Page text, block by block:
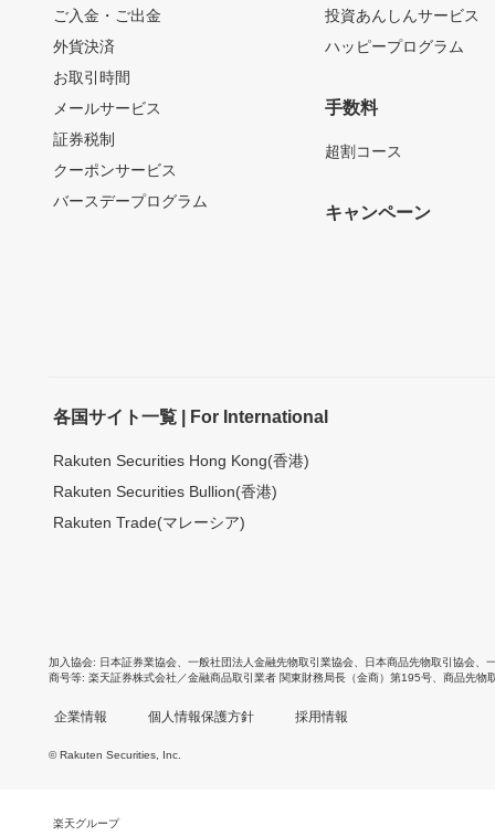
ご入金・ご出金
外貨決済
お取引時間
メールサービス
証券税制
クーポンサービス
バースデープログラム
投資あんしんサービス
ハッピープログラム
手数料
超割コース
キャンペーン
各国サイト一覧 | For International
Rakuten Securities Hong Kong(香港)
Rakuten Securities Bullion(香港)
Rakuten Trade(マレーシア)
加入協会 日本証券業協会 一般社団法人金融先物取引業協会 日本商品先物取引協会
商号等 楽天証券株式会社／金融商品取引業者 関東財務局長（金商）第195号、商品先物
企業情報 個人情報保護方針 採用情報
© Rakuten Securities, Inc.
楽天グループ